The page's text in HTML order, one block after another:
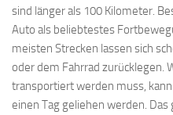
sind länger als 100 Kilometer.
Auto als beliebtestes
meisten Strecken lassen sich
oder dem Fahrrad zurücklegen.
transportiert werden muss,
einen Tag geliehen werden.